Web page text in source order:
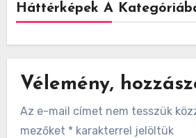
Háttérképek A
Vélemény,
Az e-mail címet nem tesszük
mezőket * karakterrel jelöltük